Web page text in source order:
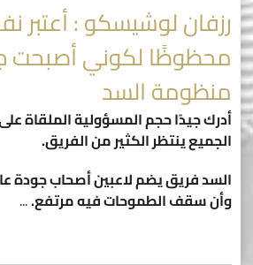
رزفان لوشيسكو : أعتبر
محظوظًا لكوني أصبحت
منظومة السد
أدرك جيدًا حجم المسؤولية الملقاة
الجميع ينتظر الكثير من الفريق.
السد فريق يضم لاعبين أصحاب جودة
وأن سقف الطموحات فيه مرتفع....